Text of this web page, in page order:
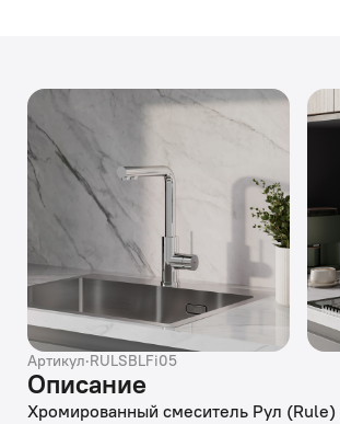
Артикул·RULSBLFi05
Описание
Хромированный смеситель Рул (Rule)